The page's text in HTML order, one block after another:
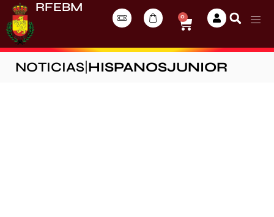
RFEBM
0
NOTICIAS HISPANOSJUNIOR